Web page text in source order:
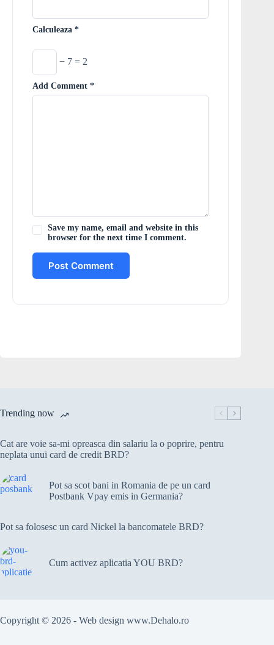
Calculeaza *
− 7 = 2
Add Comment *
Save my name, email and website in this
browser for the next time I comment.
Post Comment
Trending now
Cat are voie sa-mi opreasca din salariu la o poprire, pentru
neplata unui card de credit BRD?
Pot sa scot bani in Romania de pe un card
Postbank Vpay emis in Germania?
Pot sa folosesc un card Nickel la bancomatele BRD?
Cum activez aplicatia YOU BRD?
Copyright © 2026 - Web design www.Dehalo.ro